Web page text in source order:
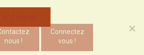
nous !
Connectez
vous !
Cookies